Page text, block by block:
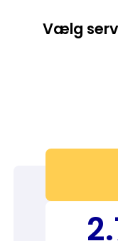
Vælg